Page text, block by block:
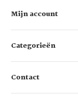
Mijn account
Categorieën
Contact